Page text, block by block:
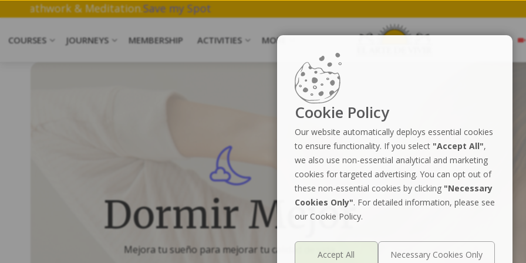
Join a free 1 hr workshop on Yoga, Breathwork & Meditation.
COURSES JOURNEYS MEMBERSHIP ACTIVITIES MORE
Dormir Mejor
Mejora tu sueño para mejorar tu calidad de vida.
Cookie Policy
Our website automatically deploys essential cookies
to ensure functionality. If you select "Accept All",
we also use non-essential analytical and marketing
cookies for targeted advertising. You can opt out of
these non-essential cookies by clicking "Necessary
Cookies Only". For detailed information, please see
our Cookie Policy.